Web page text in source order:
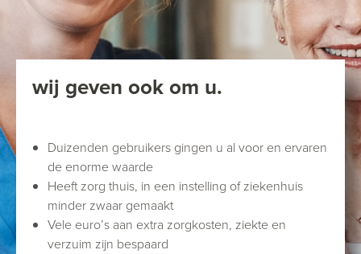
wij geven ook om u.
Duizenden gebruikers gingen u al voor en ervaren
de enorme waarde
Heeft zorg thuis, in een instelling of ziekenhuis
minder zwaar gemaakt
Vele euro’s aan extra zorgkosten, ziekte en
verzuim zijn bespaard